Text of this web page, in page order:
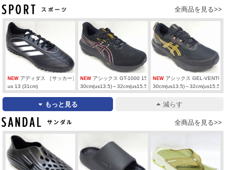
全商品を見る>>
NEW アディダス ［サッカー］ GOLETTO IX TF JP8445
us 13 (31cm)
NEWアシックス GT-1000 15 GTX 1011C233-001
30cm(us13.5)～32cm(us15.5)
NEWアシックス GEL-
30cm(us13.5)～32cm(us15.5)
もっと見る 減らす
全商品を見る>>